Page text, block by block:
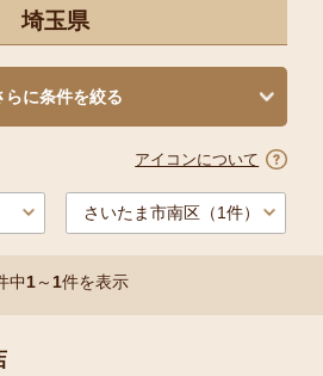
埼玉県
らに条件を絞る
中1～1件を表示
アイコンについて